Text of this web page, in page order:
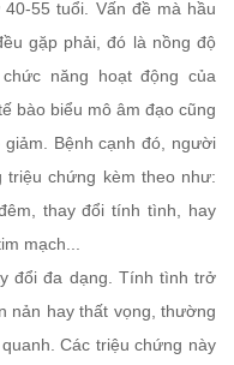
55 tuổi. Vấn đề mà hầu
gặp phải, đó là nồng độ
năng hoạt động của
bào biểu mô âm đạo cũng
Bệnh cạnh đó, người
chứng kèm theo như:
thay đổi tính tình, hay
mạch...
đổi đa dạng. Tính tình trở
nản hay thất vọng, thường
Các triệu chứng này